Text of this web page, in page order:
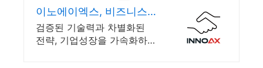
이노에이엑스, 비즈니스
혁신
검증된 기술력과 차별화된
전략, 기업성장을 가속화하는